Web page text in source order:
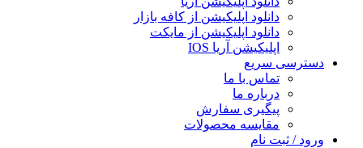
دانلود اپلیکیشن از کافه بازار
دانلود اپلیکیشن از مایکت
اپلیکیشن آریا IOS
دسترسی سریع
تماس با ما
درباره ما
پیگیری سفارش
مقایسه محصولات
ورود / ثبت نام